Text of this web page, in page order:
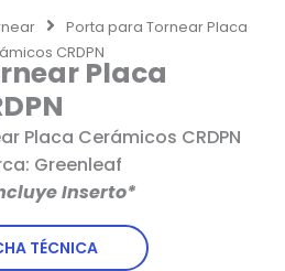
Porta para Tornear Placa
CRDPN
Placa
Placa Cerámicos CRDPN
Greenleaf
Inserto*
TÉCNICA